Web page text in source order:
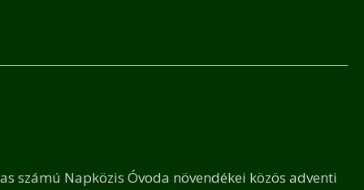
számú Napközis Óvoda növendékei közös adventi